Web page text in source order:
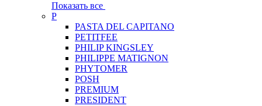
Показать все
P
PASTA DEL CAPITANO
PETITFEE
PHILIP KINGSLEY
PHILIPPE MATIGNON
PHYTOMER
POSH
PREMIUM
PRESIDENT